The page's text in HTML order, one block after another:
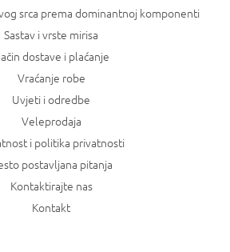
srca prema dominantnoj komponenti
Sastav i vrste mirisa
dostave i plaćanje
Vraćanje robe
Uvjeti i odredbe
Veleprodaja
i politika privatnosti
postavljana pitanja
Kontaktirajte nas
Kontakt